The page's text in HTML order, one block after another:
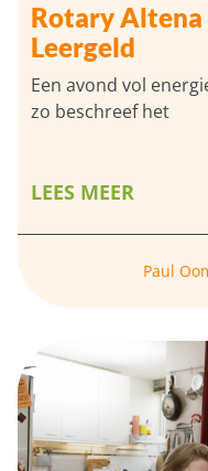
Rotary
Leergeld
Een avond vol
zo beschreef het
LEES MEER
Paul